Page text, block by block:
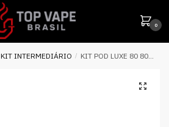
0
KIT INTERMEDIÁRIO / KIT POD LUXE 80 80W 2500MAH – VAPORESSO